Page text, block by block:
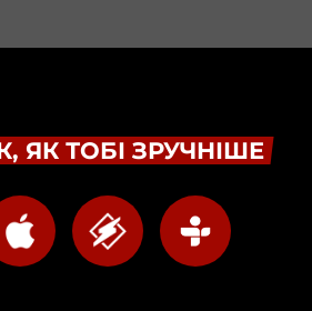
ЯК ТОБІ ЗРУЧНІШЕ